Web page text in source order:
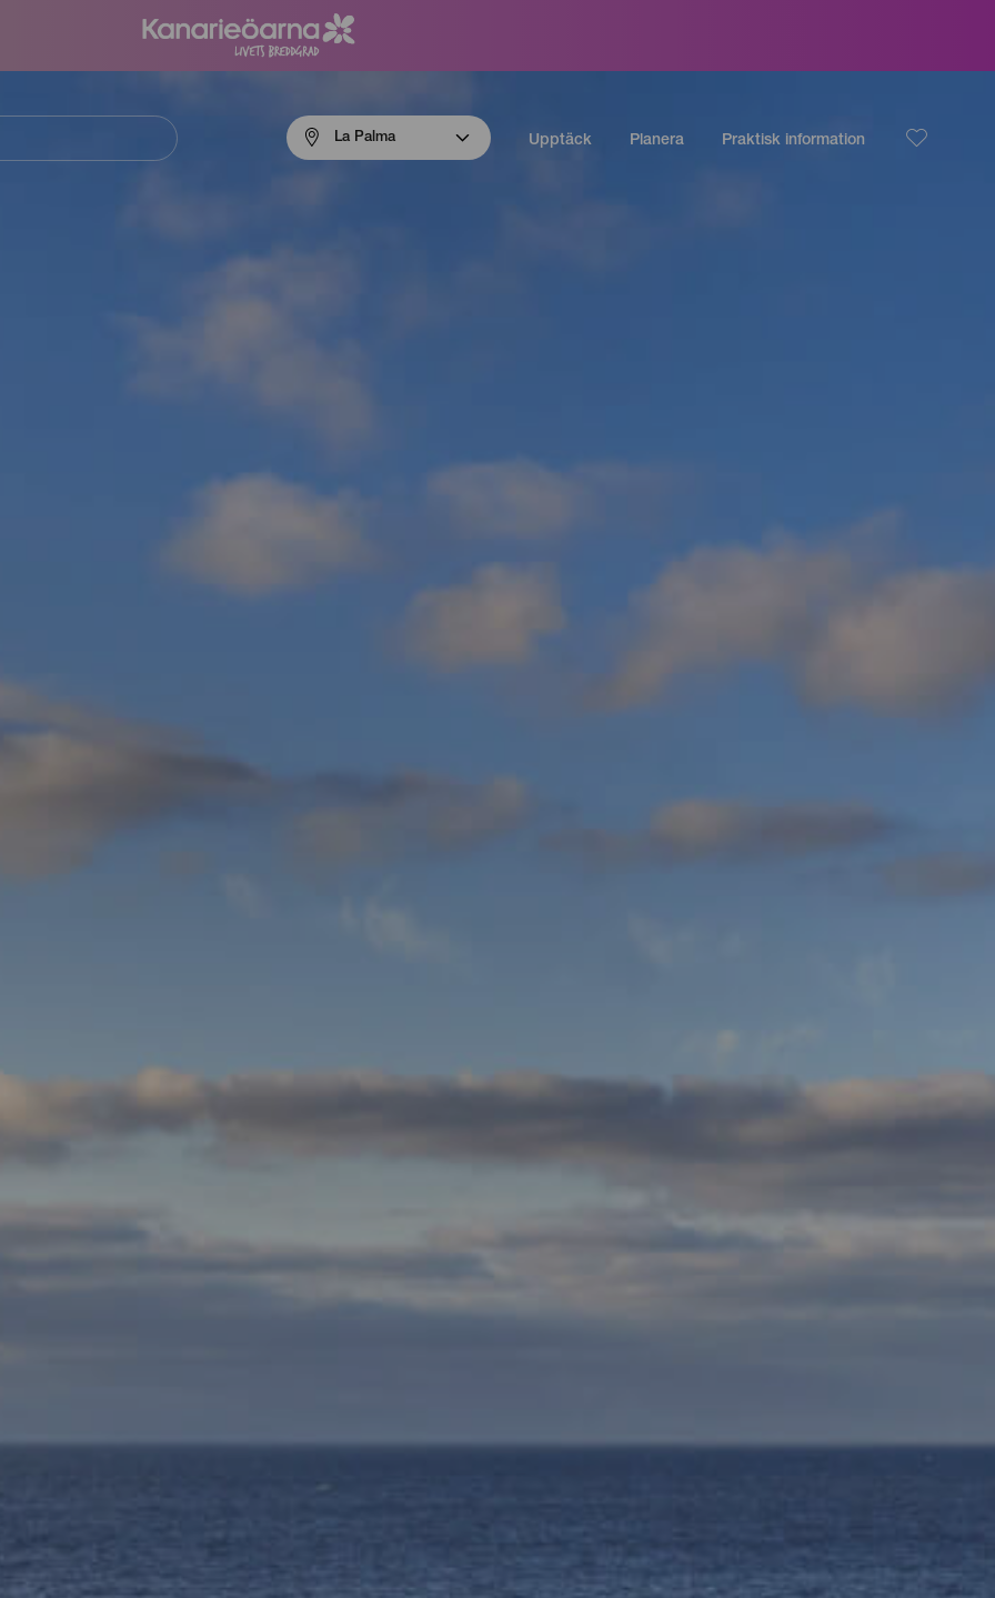
La Palma Upptäck Planera Praktisk information